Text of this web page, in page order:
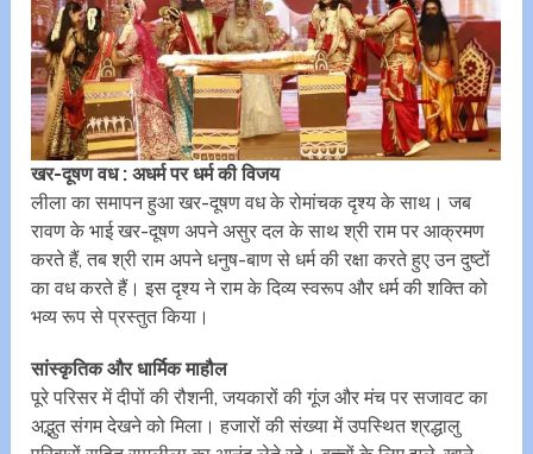
खर-दूषण वध : अधर्म पर धर्म की विजय
लीला का समापन हुआ खर-दूषण वध के रोमांचक दृश्य के साथ। जब
रावण के भाई खर-दूषण अपने असुर दल के साथ श्री राम पर आक्रमण
करते हैं, तब श्री राम अपने धनुष-बाण से धर्म की रक्षा करते हुए उन दुष्टों
का वध करते हैं। इस दृश्य ने राम के दिव्य स्वरूप और धर्म की शक्ति को
भव्य रूप से प्रस्तुत किया।
सांस्कृतिक और धार्मिक माहौल
पूरे परिसर में दीपों की रौशनी, जयकारों की गूंज और मंच पर सजावट का
अद्भुत संगम देखने को मिला। हजारों की संख्या में उपस्थित श्रद्धालु